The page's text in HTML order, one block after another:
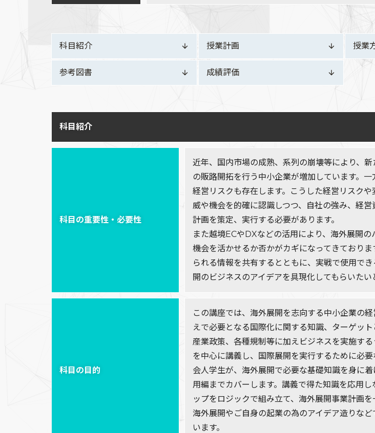
科目紹介 授業計画 授業
参考図書 成績評価
科目紹介
科目の重要性・必要性
近年、国内市場の成熟、系列の崩壊等により、
の販路開拓を行う中小企業が増加しています。
経営リスクも存在します。こうした経営リスク
威や機会を的確に認識しつつ、自社の強み、経
計画を策定、実行する必要があります。
また越境ECやDXなどの活用により、海外展開
機会を活かせるか否かがカギになってきており
られる情報を共有するとともに、実戦で使用で
開のビジネスのアイデアを具現化してもらいたい
科目の目的
この講座では、海外展開を志向する中小企業の
えで必要となる国際化に関する知識、ターゲッ
産業政策、各種規制等に加えビジネスを実施す
を中心に講義し、国際展開を実行するために必
会人学生が、海外展開で必要な基礎知識を身に
用編までカバーします。講義で得た知識を応用
ップをロジックで組み立て、海外展開事業計画
海外展開やご自身の起業の為のアイデア造りな
います。